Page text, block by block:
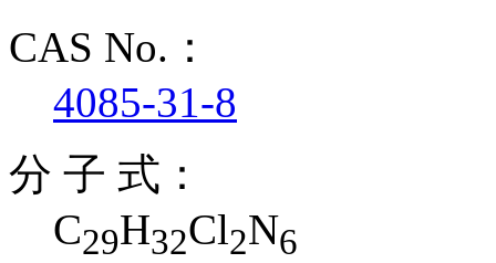
CAS No.：
4085-31-8
分 子 式：
C29H32Cl2N6